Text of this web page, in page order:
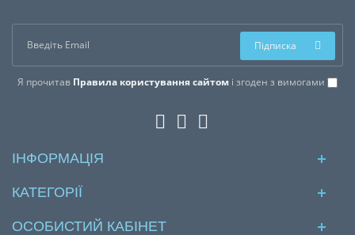
Я прочитав Правила користування сайтом і згоден з вимогами
Підписка
ІНФОРМАЦІЯ
КАТЕГОРІЇ
ОСОБИСТИЙ КАБІНЕТ